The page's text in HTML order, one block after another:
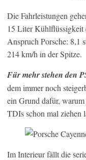
Die Fahrleistungen
15 Liter Kühlflüssigkeit
Anspruch Porsche: 8,1
214 km/h in der Spitze.
Für mehr stehen den
dem immer noch
ein Grund dafür,
TDIs schon mal ziehen
Im Interieur fällt die